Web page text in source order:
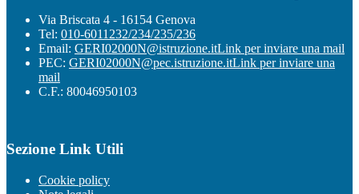
Via Briscata 4 - 16154 Genova
Tel: 010-6011232/234/235/236
Email: GERI02000N@istruzione.itLink per inviare una mail
PEC: GERI02000N@pec.istruzione.itLink per inviare una
mail
C.F.: 80046950103
Sezione Link Utili
Cookie policy